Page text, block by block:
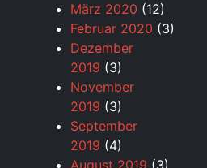
März 2020 (12)
Februar 2020 (3)
Dezember
2019 (3)
November
2019 (3)
September
2019 (4)
August 2019 (3)